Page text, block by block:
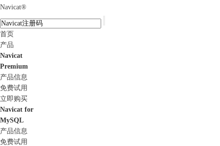
Navicat®
首页
产品
Navicat
Premium
产品信息
免费试用
立即购买
Navicat for
MySQL
产品信息
免费试用